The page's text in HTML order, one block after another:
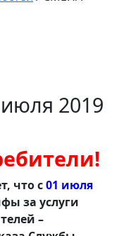
2019
что с01 июля
за услуги
–